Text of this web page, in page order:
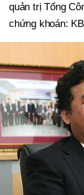
quản trị Tổng
chứng khoán: